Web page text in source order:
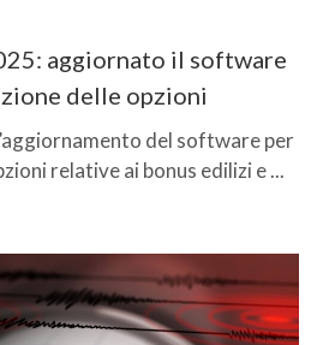
aggiornato il software
delle opzioni
del software per
relative ai bonus edilizi e ...